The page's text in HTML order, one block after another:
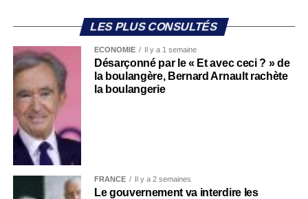
LES PLUS CONSULTÉS
ECONOMIE Il y a 1 semaine
Désarçonné par le « Et avec ceci ? » de
la boulangère, Bernard Arnault rachète
la boulangerie
FRANCE Il y a 2 semaines
Le gouvernement va interdire les